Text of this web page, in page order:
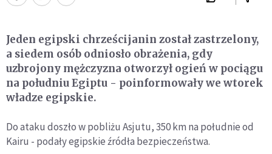
Jeden egipski chrześcijanin został zastrzelony,
a siedem osób odniosło obrażenia, gdy
uzbrojony mężczyzna otworzył ogień w pociągu
na południu Egiptu - poinformowały we wtorek
władze egipskie.
Do ataku doszło w pobliżu Asjutu, 350 km na południe od
Kairu - podały egipskie źródła bezpieczeństwa.